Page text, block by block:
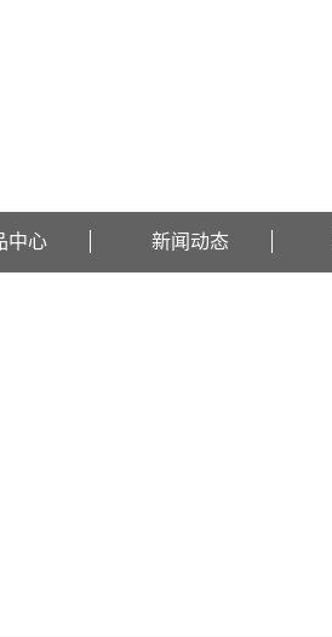
中心 新闻动态